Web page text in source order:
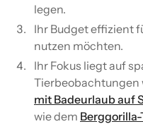
legen.
Ihr Budget effizient
nutzen möchten.
Ihr Fokus liegt auf
Tierbeobachtungen
mit Badeurlaub auf
wie dem